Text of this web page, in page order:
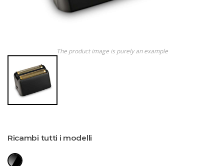
The product image is purely an example
Ricambi tutti i modelli